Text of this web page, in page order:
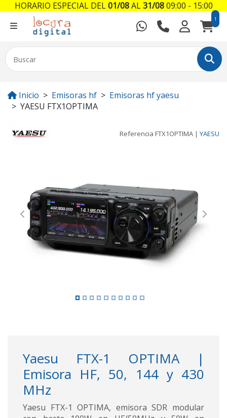
1
Inicio Emisoras hf
Emisoras hf yaesu
YAESU FTX1OPTIMA
Referencia FTX1OPTIMA | YAESU
Previous Next
Yaesu FTX-1 OPTIMA |
Emisora HF, 50, 144 y 430
MHz
Yaesu FTX-1 OPTIMA, emisora SDR modular
HORARIO ESPECIAL DEL01/08AL31/0809:00 - 15:00